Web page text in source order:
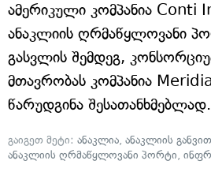
ამერიკული კომპანია Conti
ანაკლიის ღრმაწყლოვანი
გასვლის შემდეგ,
მთავრობას კომპანია
წარუდგინა შესათანხმებლად.
გაიგეთ მეტი: ანაკლია, ანაკლიის
ანაკლიის ღრმაწყლოვანი პორტი,